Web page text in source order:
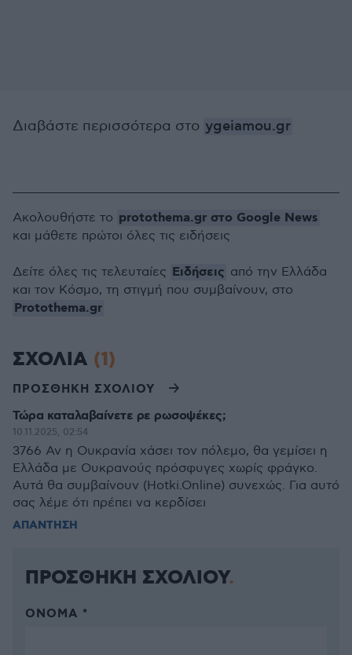
Διαβάστε περισσότερα στο ygeiamou.gr
Ακολουθήστε το protothema.gr στο Google News
και μάθετε πρώτοι όλες τις ειδήσεις
Δείτε όλες τις τελευταίες Ειδήσεις από την Ελλάδα
και τον Κόσμο, τη στιγμή που συμβαίνουν, στο
Protothema.gr
ΣΧΟΛΙΑ (1)
ΠΡΟΣΘΗΚΗ ΣΧΟΛΙΟΥ
Τώρα καταλαβαίνετε ρε ρωσοψέκες;
10.11.2025, 02:54
3766 Αν η Ουκρανία χάσει τον πόλεμο, θα γεμίσει η
Ελλάδα με Ουκρανούς πρόσφυγες χωρίς φράγκο.
Αυτά θα συμβαίνουν (Hotki.Online) συνεχώς. Για αυτό
σας λέμε ότι πρέπει να κερδίσει
ΑΠΑΝΤΗΣΗ
ΠΡΟΣΘΗΚΗ ΣΧΟΛΙΟΥ
ΌΝΟΜΑ *